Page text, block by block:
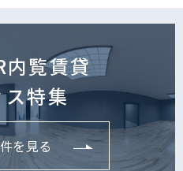
内覧賃貸
ス特集
を見る